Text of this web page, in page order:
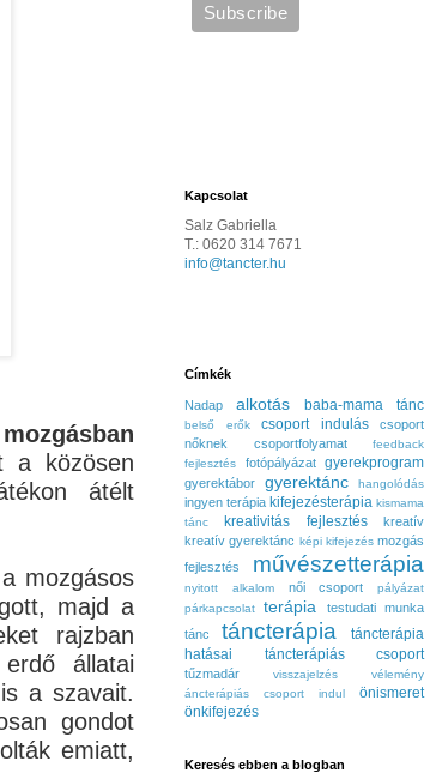
a közösen
átélt
mozgásos
majd a
rajzban
állatai
a szavait.
gondot
emiatt,
Kapcsolat
Salz Gabriella
T.: 0620 314 7671
info@tancter.hu
Címkék
Nadap alkotás baba-mama tánc
belső erők csoport indulás
csoport
nőknek
csoportfolyamat
feedback
fejlesztés
fotópályázat gyerekprogram
gyerektábor gyerektánc hangolódás
ingyen terápia kifejezésterápia kismama
tánc
kreativitás fejlesztés
kreatív
kreatív gyerektánc képi kifejezés mozgás
fejlesztés
művészetterápia
nyitott alkalom női csoport
pályázat
párkapcsolat
terápia
testudati munka
tánc
táncterápia
táncterápia
hatásai
táncterápiás csoport
tűzmadár visszajelzés
vélemény
áncterápiás csoport indul
önismeret
önkifejezés
Keresés ebben a blogban